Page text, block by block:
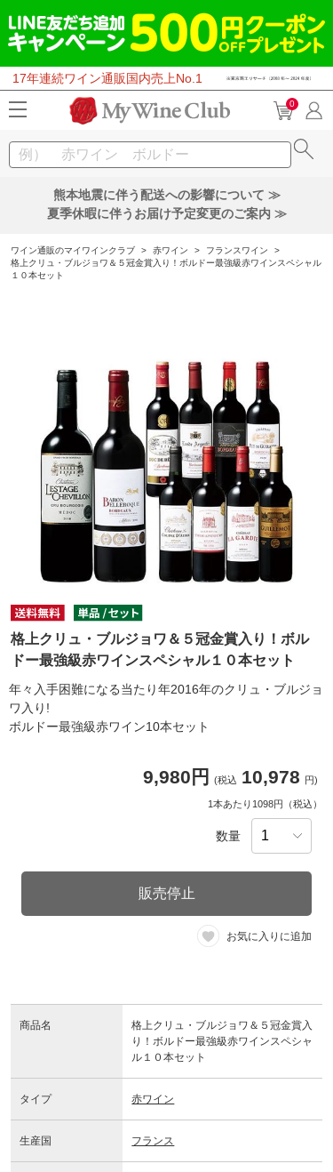
17年連続ワイン通販国内売上No.1
0
熊本地震に伴う配送への影響について ≫
夏季休暇に伴うお届け予定変更のご案内 ≫
ワイン通販のマイワインクラブ > 赤ワイン > フランスワイン
>
格上クリュ・ブルジョワ＆５冠金賞入り！ボルドー最強級赤ワインスペシャル
１０本セット
格上クリュ・ブルジョワ＆５冠金賞入り！ボル
ドー最強級赤ワインスペシャル１０本セット
年々入手困難になる当たり年2016年のクリュ・ブルジョ
ワ入り!
ボルドー最強級赤ワイン10本セット
9,980円 (税込 10,978 円)
1本あたり1098円（税込）
数量
販売停止
お気に入りに追加
商品名
格上クリュ・ブルジョワ＆５冠金賞入
り！ボルドー最強級赤ワインスペシャ
ル１０本セット
タイプ 赤ワイン
生産国 フランス